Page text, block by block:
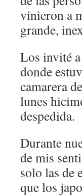
vinieron a
grande,
Los invité
donde
camarera
lunes
despedida.
Durante
de mis
solo las de
que los